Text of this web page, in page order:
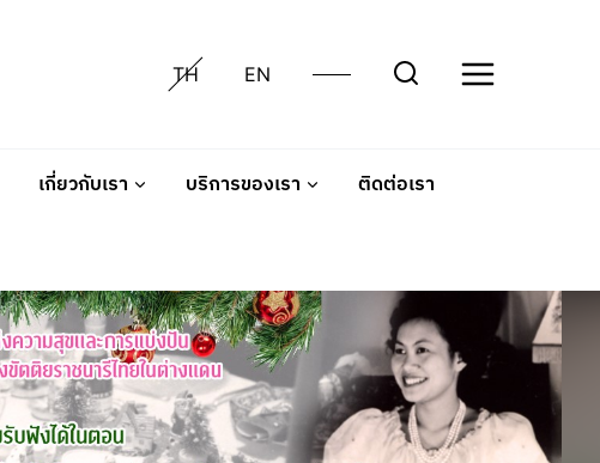
TH EN
เกี่ยวกับเรา บริการของเรา ติดต่อเรา